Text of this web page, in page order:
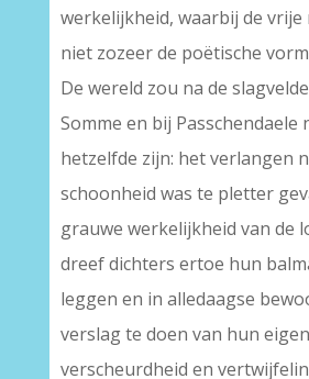
werkelijkheid, waarbij de vrije
niet zozeer de poëtische
De wereld zou na de
Somme en bij Passchendaele
hetzelfde zijn: het verlangen
schoonheid was te pletter
grauwe werkelijkheid van de
dreef dichters ertoe hun
leggen en in alledaagse
verslag te doen van hun eigen
verscheurdheid en